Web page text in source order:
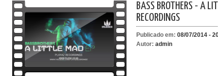
BASS BROTHERS - A
RECORDINGS
Publicado em: 08/07/2014 -
Autor: admin